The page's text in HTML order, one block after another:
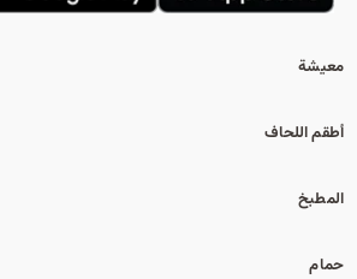
معيشة
أطقم اللحاف
المطبخ
حمام